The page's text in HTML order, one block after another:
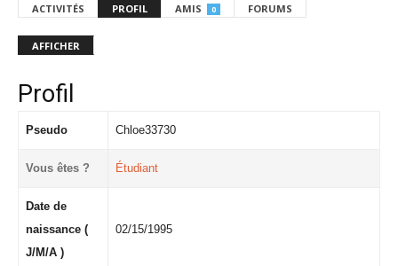
ACTIVITÉS PROFIL AMIS 0 FORUMS
AFFICHER
Profil
Pseudo Chloe33730
Vous êtes ? Étudiant
Date de
naissance (
J/M/A )
02/15/1995